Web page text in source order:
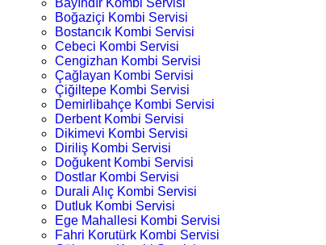
Bayındır Kombi Servisi
Boğaziçi Kombi Servisi
Bostancık Kombi Servisi
Cebeci Kombi Servisi
Cengizhan Kombi Servisi
Çağlayan Kombi Servisi
Çiğiltepe Kombi Servisi
Demirlibahçe Kombi Servisi
Derbent Kombi Servisi
Dikimevi Kombi Servisi
Diriliş Kombi Servisi
Doğukent Kombi Servisi
Dostlar Kombi Servisi
Durali Alıç Kombi Servisi
Dutluk Kombi Servisi
Ege Mahallesi Kombi Servisi
Fahri Korutürk Kombi Servisi